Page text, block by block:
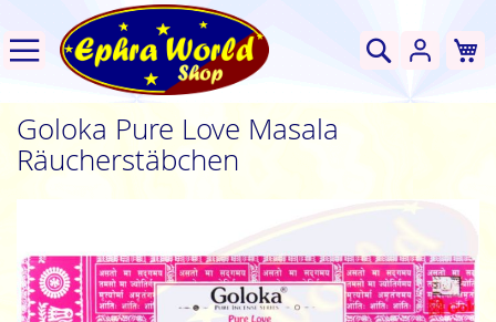
Suche
Goloka Pure Love Masala
Räucherstäbchen
der
Bildgalerie
springen